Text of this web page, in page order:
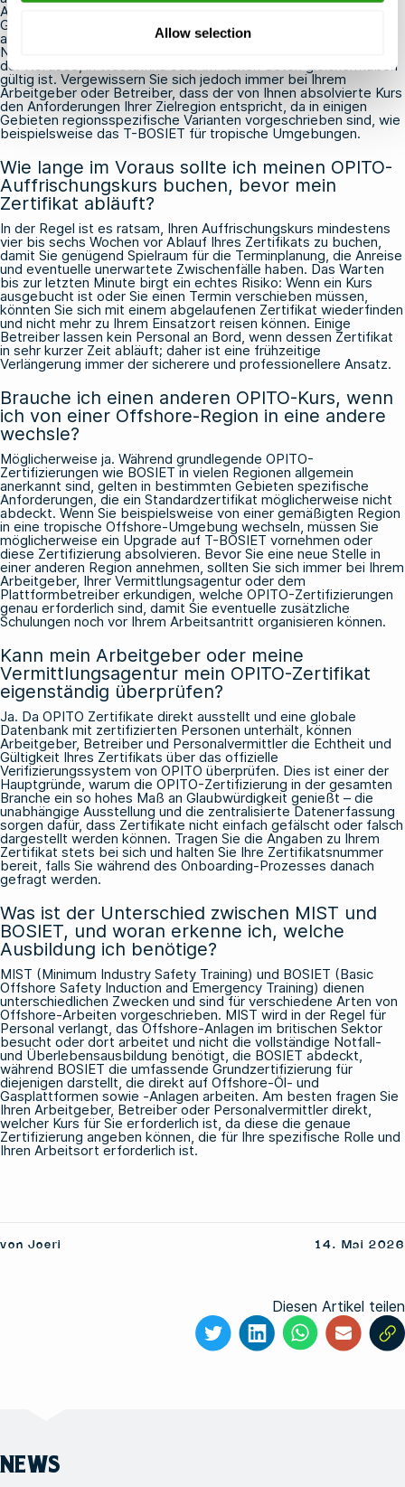
Allow selection
Aufsichtsbehörden in der gesamten internationalen Öl- und
Gasindustrie anerkannt, unabhängig davon, wo Sie die Schulung
absolviert haben. Das bedeutet, dass ein beispielsweise in den
Niederlanden erworbenes BOSIET-Zertifikat für Tätigkeiten in
der Nordsee, in Westafrika oder im Nahen Osten gleichermaßen
gültig ist. Vergewissern Sie sich jedoch immer bei Ihrem
Arbeitgeber oder Betreiber, dass der von Ihnen absolvierte Kurs
den Anforderungen Ihrer Zielregion entspricht, da in einigen
Gebieten regionsspezifische Varianten vorgeschrieben sind, wie
beispielsweise das T-BOSIET für tropische Umgebungen.
Wie lange im Voraus sollte ich meinen OPITO-
Auffrischungskurs buchen, bevor mein
Zertifikat abläuft?
In der Regel ist es ratsam, Ihren Auffrischungskurs mindestens
vier bis sechs Wochen vor Ablauf Ihres Zertifikats zu buchen,
damit Sie genügend Spielraum für die Terminplanung, die Anreise
und eventuelle unerwartete Zwischenfälle haben. Das Warten
bis zur letzten Minute birgt ein echtes Risiko: Wenn ein Kurs
ausgebucht ist oder Sie einen Termin verschieben müssen,
könnten Sie sich mit einem abgelaufenen Zertifikat wiederfinden
und nicht mehr zu Ihrem Einsatzort reisen können. Einige
Betreiber lassen kein Personal an Bord, wenn dessen Zertifikat
in sehr kurzer Zeit abläuft; daher ist eine frühzeitige
Verlängerung immer der sicherere und professionellere Ansatz.
Brauche ich einen anderen OPITO-Kurs, wenn
ich von einer Offshore-Region in eine andere
wechsle?
Möglicherweise ja. Während grundlegende OPITO-
Zertifizierungen wie BOSIET in vielen Regionen allgemein
anerkannt sind, gelten in bestimmten Gebieten spezifische
Anforderungen, die ein Standardzertifikat möglicherweise nicht
abdeckt. Wenn Sie beispielsweise von einer gemäßigten Region
in eine tropische Offshore-Umgebung wechseln, müssen Sie
möglicherweise ein Upgrade auf T-BOSIET vornehmen oder
diese Zertifizierung absolvieren. Bevor Sie eine neue Stelle in
einer anderen Region annehmen, sollten Sie sich immer bei Ihrem
Arbeitgeber, Ihrer Vermittlungsagentur oder dem
Plattformbetreiber erkundigen, welche OPITO-Zertifizierungen
genau erforderlich sind, damit Sie eventuelle zusätzliche
Schulungen noch vor Ihrem Arbeitsantritt organisieren können.
Kann mein Arbeitgeber oder meine
Vermittlungsagentur mein OPITO-Zertifikat
eigenständig überprüfen?
Ja. Da OPITO Zertifikate direkt ausstellt und eine globale
Datenbank mit zertifizierten Personen unterhält, können
Arbeitgeber, Betreiber und Personalvermittler die Echtheit und
Gültigkeit Ihres Zertifikats über das offizielle
Verifizierungssystem von OPITO überprüfen. Dies ist einer der
Hauptgründe, warum die OPITO-Zertifizierung in der gesamten
Branche ein so hohes Maß an Glaubwürdigkeit genießt – die
unabhängige Ausstellung und die zentralisierte Datenerfassung
sorgen dafür, dass Zertifikate nicht einfach gefälscht oder falsch
dargestellt werden können. Tragen Sie die Angaben zu Ihrem
Zertifikat stets bei sich und halten Sie Ihre Zertifikatsnummer
bereit, falls Sie während des Onboarding-Prozesses danach
gefragt werden.
Was ist der Unterschied zwischen MIST und
BOSIET, und woran erkenne ich, welche
Ausbildung ich benötige?
MIST (Minimum Industry Safety Training) und BOSIET (Basic
Offshore Safety Induction and Emergency Training) dienen
unterschiedlichen Zwecken und sind für verschiedene Arten von
Offshore-Arbeiten vorgeschrieben. MIST wird in der Regel für
Personal verlangt, das Offshore-Anlagen im britischen Sektor
besucht oder dort arbeitet und nicht die vollständige Notfall-
und Überlebensausbildung benötigt, die BOSIET abdeckt,
während BOSIET die umfassende Grundzertifizierung für
diejenigen darstellt, die direkt auf Offshore-Öl- und
Gasplattformen sowie -Anlagen arbeiten. Am besten fragen Sie
Ihren Arbeitgeber, Betreiber oder Personalvermittler direkt,
welcher Kurs für Sie erforderlich ist, da diese die genaue
Zertifizierung angeben können, die für Ihre spezifische Rolle und
Ihren Arbeitsort erforderlich ist.
von Joeri 14. Mai 2026
Diesen Artikel teilen
NEWS